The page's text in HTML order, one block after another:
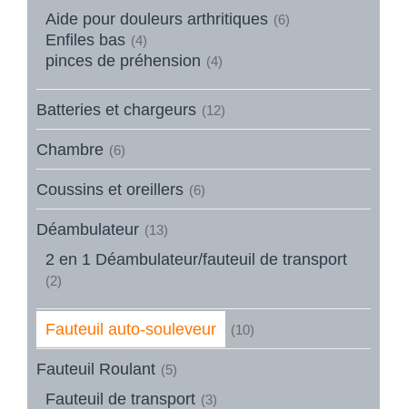
Aide pour douleurs arthritiques (6)
Enfiles bas (4)
pinces de préhension (4)
Batteries et chargeurs (12)
Chambre (6)
Coussins et oreillers (6)
Déambulateur (13)
2 en 1 Déambulateur/fauteuil de transport
(2)
Fauteuil auto-souleveur (10)
Fauteuil Roulant (5)
Fauteuil de transport (3)